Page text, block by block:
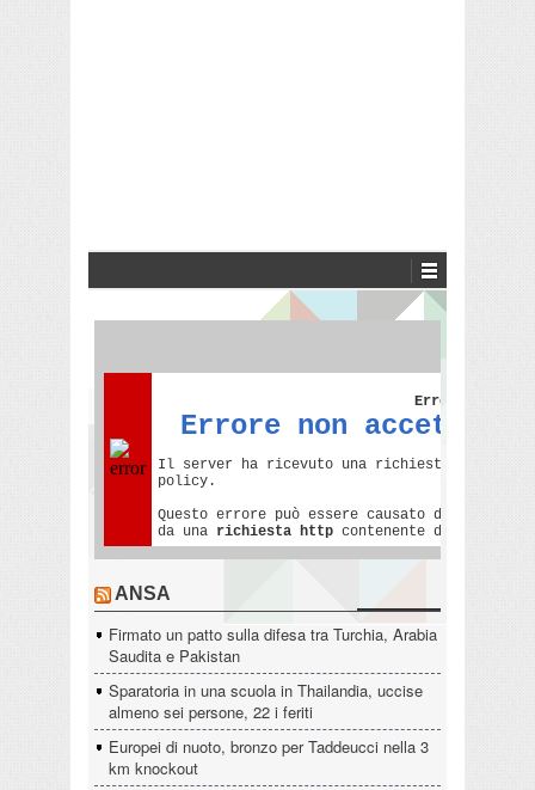
ANSA
Firmato un patto sulla difesa tra Turchia, Arabia
Saudita e Pakistan
Sparatoria in una scuola in Thailandia, uccise
almeno sei persone, 22 i feriti
Europei di nuoto, bronzo per Taddeucci nella 3
km knockout